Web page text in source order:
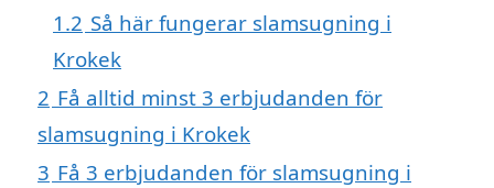
1.2 Så här fungerar slamsugning i
Krokek
2 Få alltid minst 3 erbjudanden för
slamsugning i Krokek
3 Få 3 erbjudanden för slamsugning i